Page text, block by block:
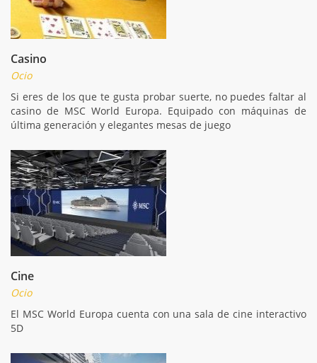
Casino
Ocio
Si eres de los que te gusta probar suerte, no puedes faltar al
casino de MSC World Europa. Equipado con máquinas de
última generación y elegantes mesas de juego
Cine
Ocio
El MSC World Europa cuenta con una sala de cine interactivo
5D